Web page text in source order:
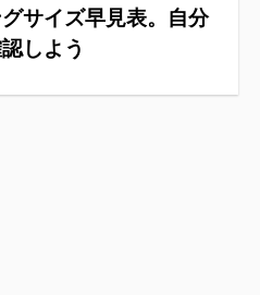
サイズ早見表。自分
しよう